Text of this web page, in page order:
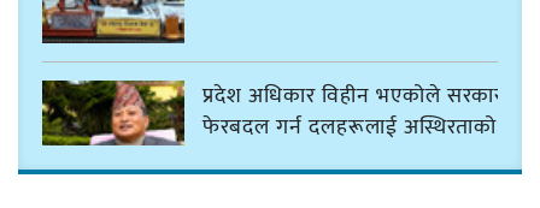
प्रदेश अधिकार विहीन भएकोले सरकार
फेरबदल गर्न दलहरूलाई अस्थिरताको